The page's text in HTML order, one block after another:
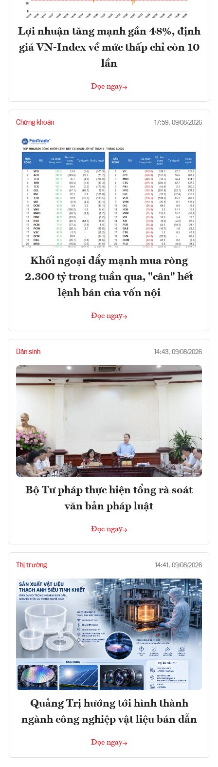
Lợi nhuận tăng mạnh gần 48%, định
giá VN-Index về mức thấp chỉ còn 10
lần
Đọc ngay
Chứng khoán 17:59, 09/08/2026
Khối ngoại đẩy mạnh mua ròng
2.300 tỷ trong tuần qua, "cân" hết
lệnh bán của vốn nội
Đọc ngay
Dân sinh 14:43, 09/08/2026
Bộ Tư pháp thực hiện tổng rà soát
văn bản pháp luật
Đọc ngay
Thị trường 14:41, 09/08/2026
Quảng Trị hướng tới hình thành
ngành công nghiệp vật liệu bán dẫn
Đọc ngay